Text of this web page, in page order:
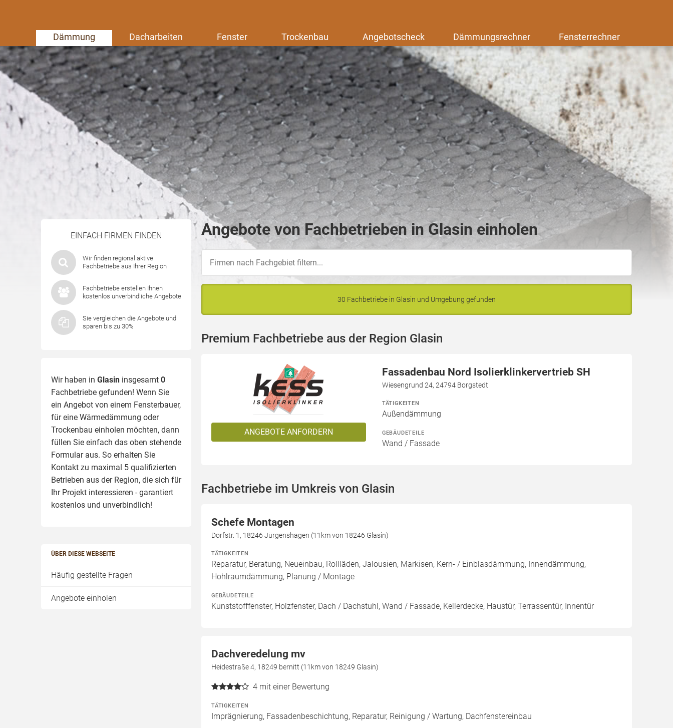
Dämmung Dacharbeiten Fenster Trockenbau Angebotscheck Dämmungsrechner Fensterrechner
EINFACH FIRMEN FINDEN
Wir finden regional aktive
Fachbetriebe aus Ihrer Region
Fachbetriebe erstellen Ihnen
kostenlos unverbindliche Angebote
Sie vergleichen die Angebote und
sparen bis zu 30%
Wir haben in Glasin insgesamt 0
Fachbetriebe gefunden! Wenn Sie
ein Angebot von einem Fensterbauer,
für eine Wärmedämmung oder
Trockenbau einholen möchten, dann
füllen Sie einfach das oben stehende
Formular aus. So erhalten Sie
Kontakt zu maximal 5 qualifizierten
Betrieben aus der Region, die sich für
Ihr Projekt interessieren - garantiert
kostenlos und unverbindlich!
ÜBER DIESE WEBSEITE
Häufig gestellte Fragen
Angebote einholen
Angebote von Fachbetrieben in Glasin einholen
30 Fachbetriebe in Glasin und Umgebung gefunden
Premium Fachbetriebe aus der Region Glasin
ANGEBOTE ANFORDERN
Fassadenbau Nord Isolierklinkervertrieb SH
Wiesengrund 24, 24794 Borgstedt
TÄTIGKEITEN
Außendämmung
GEBÄUDETEILE
Wand / Fassade
Fachbetriebe im Umkreis von Glasin
Schefe Montagen
Dorfstr. 1, 18246 Jürgenshagen (11km von 18246 Glasin)
TÄTIGKEITEN
Reparatur, Beratung, Neueinbau, Rollläden, Jalousien, Markisen, Kern- / Einblasdämmung, Innendämmung,
Hohlraumdämmung, Planung / Montage
GEBÄUDETEILE
Kunststofffenster, Holzfenster, Dach / Dachstuhl, Wand / Fassade, Kellerdecke, Haustür, Terrassentür, Innentür
Dachveredelung mv
Heidestraße 4, 18249 bernitt (11km von 18249 Glasin)
4 mit einer Bewertung
TÄTIGKEITEN
Imprägnierung, Fassadenbeschichtung, Reparatur, Reinigung / Wartung, Dachfenstereinbau